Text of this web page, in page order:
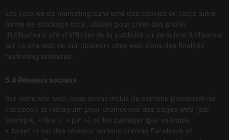
Les cookies de marketing/suivi sont des cookies ou toute autre
forme de stockage local, utilisés pour créer des profils
d’utilisateurs afin d’afficher de la publicité ou de suivre l’utilisateur
sur ce site web ou sur plusieurs sites web dans des finalités
marketing similaires.
5.4 Réseaux sociaux
Sur notre site web, nous avons inclus du contenu provenant de
Facebook et Instagram pour promouvoir des pages web (par
exemple, « like », « pin ») ou les partager (par exemple,
« tweet ») sur des réseaux sociaux comme Facebook et